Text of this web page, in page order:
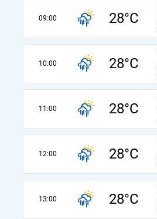
09:00 28°C
10:00 28°C
11:00 28°C
12:00 28°C
13:00 28°C